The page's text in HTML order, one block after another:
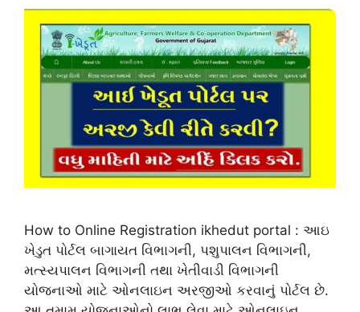
How to Online Registration ikhedut portal : આઇ
ખેડુત પોર્ટલ બાગાયત વિભાગની, પશુપાલન વિભાગની,
મત્સ્યપાલન વિભાગની તથા ખેતીવાડી વિભાગની
યોજનાઓ માટે ઓનલાઇન અરજીઓ કરવાનું પોર્ટલ છે.